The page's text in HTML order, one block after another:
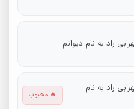
راد به نام دیوانم
راد به نام
🔥 محبوب